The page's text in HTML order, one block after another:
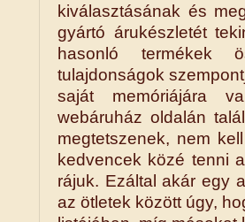
kiválasztásának és
gyártó árukészletét
hasonló termékek
tulajdonságok
saját memóriájára
webáruház oldalán
megtetszenek, nem
kedvencek közé tenni
rájuk. Ezáltal akár egy
az ötletek között úgy,